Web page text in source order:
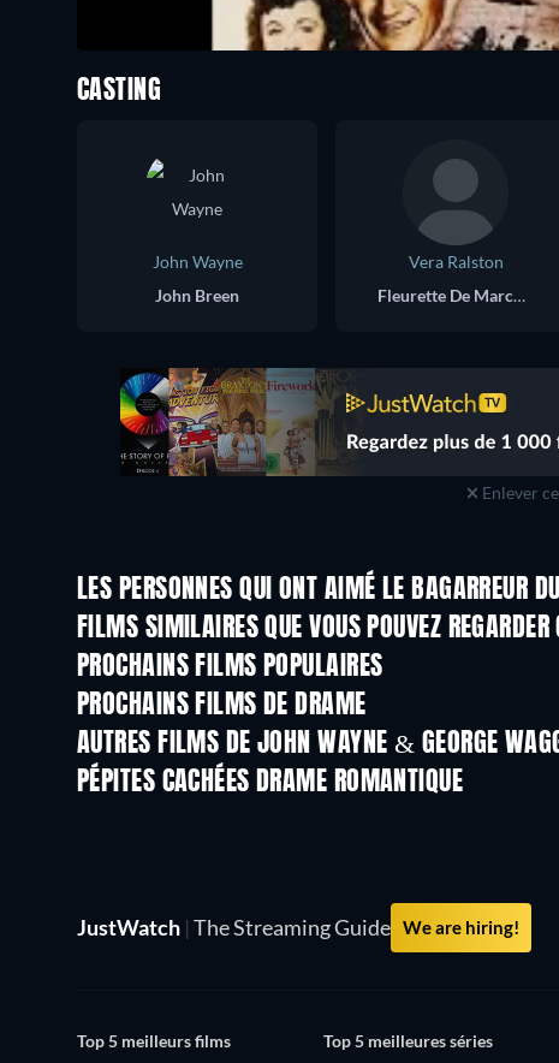
CASTING
John Wayne
John Breen
Vera Ralston
Fleurette De Marchand
Enlever
LES PERSONNES QUI ONT AIMÉ LE BAGARREUR
FILMS SIMILAIRES QUE VOUS POUVEZ REGARDER
PROCHAINS FILMS POPULAIRES
PROCHAINS FILMS DE DRAME
AUTRES FILMS DE JOHN WAYNE & GEORGE
PÉPITES CACHÉES DRAME ROMANTIQUE
Série
JustWatch | The Streaming Guide We are hiring!
Top 5 meilleurs films Top 5 meilleures séries